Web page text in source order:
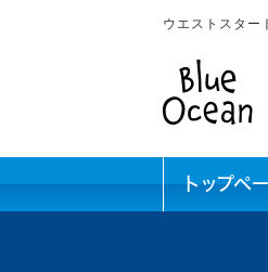
ウエストスター
トップペ